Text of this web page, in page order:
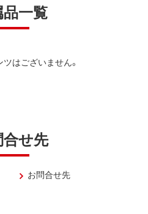
一覧
はございません。
せ先
お問合せ先